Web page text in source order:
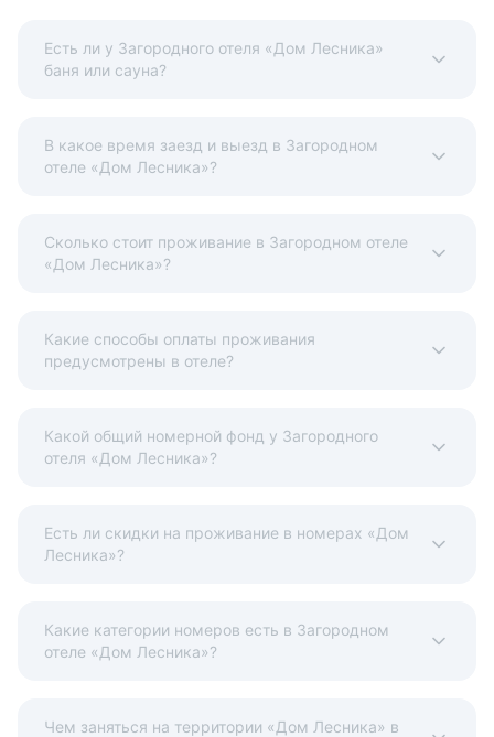
Есть ли у Загородного отеля «Дом Лесника»
баня или сауна?
В какое время заезд и выезд в Загородном
отеле «Дом Лесника»?
Сколько стоит проживание в Загородном отеле
«Дом Лесника»?
Какие способы оплаты проживания
предусмотрены в отеле?
Какой общий номерной фонд у Загородного
отеля «Дом Лесника»?
Есть ли скидки на проживание в номерах «Дом
Лесника»?
Какие категории номеров есть в Загородном
отеле «Дом Лесника»?
Чем заняться на территории «Дом Лесника» в